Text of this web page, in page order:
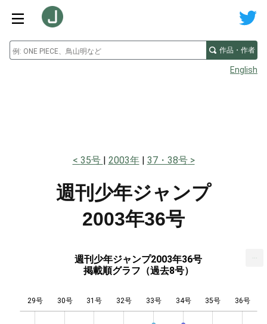
作品・作者
English
35号 2003年 37・38号
週刊少年ジャンプ
2003年36号
週刊少年ジャンプ2003年36号
掲載順グラフ（過去8号）
29号 30号 31号 32号 33号 34号 35号 36号